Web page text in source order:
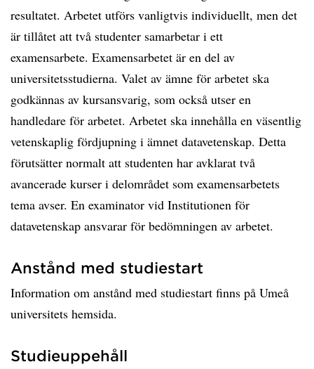
resultatet. Arbetet utförs vanligtvis individuellt, men det
är tillåtet att två studenter samarbetar i ett
examensarbete. Examensarbetet är en del av
universitetsstudierna. Valet av ämne för arbetet ska
godkännas av kursansvarig, som också utser en
handledare för arbetet. Arbetet ska innehålla en väsentlig
vetenskaplig fördjupning i ämnet datavetenskap. Detta
förutsätter normalt att studenten har avklarat två
avancerade kurser i delområdet som examensarbetets
tema avser. En examinator vid Institutionen för
datavetenskap ansvarar för bedömningen av arbetet.
Anstånd med studiestart
Information om anstånd med studiestart finns på Umeå
universitets hemsida.
Studieuppehåll